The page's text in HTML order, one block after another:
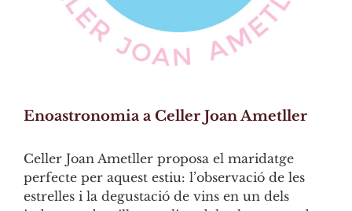
Enoastronomia a Celler Joan Ametller
Celler Joan Ametller proposa el maridatge
perfecte per aquest estiu: l’observació de les
estrelles i la degustació de vins en un dels